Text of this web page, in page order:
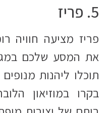
5. פריז
פריז מציעה חוויה
את המסע שלכם
תוכלו ליהנות